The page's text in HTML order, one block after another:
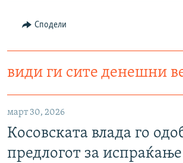
Сподели
види ги сите денешни
март 30, 2026
Косовската влада го
предлогот за испраќање